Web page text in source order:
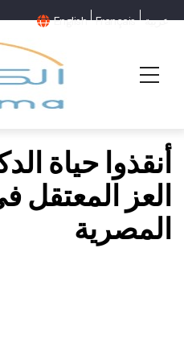
English Français عربية
أنقذوا حياة
العز
المصرية